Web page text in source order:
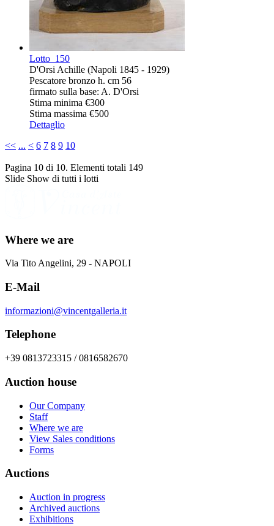
Lotto 150
D'Orsi Achille (Napoli 1845 - 1929)
Pescatore bronzo h. cm 56
firmato sulla base: A. D'Orsi
Stima minima €300
Stima massima €500
Dettaglio
<< ... < 6 7 8 9 10
Pagina 10 di 10. Elementi totali 149
Slide Show di tutti i lotti
Where we are
Via Tito Angelini, 29 - NAPOLI
E-Mail
informazioni@vincentgalleria.it
Telephone
+39 0813723315 / 0816582670
Auction house
Our Company
Staff
Where we are
View Sales conditions
Forms
Auctions
Auction in progress
Archived auctions
Exhibitions